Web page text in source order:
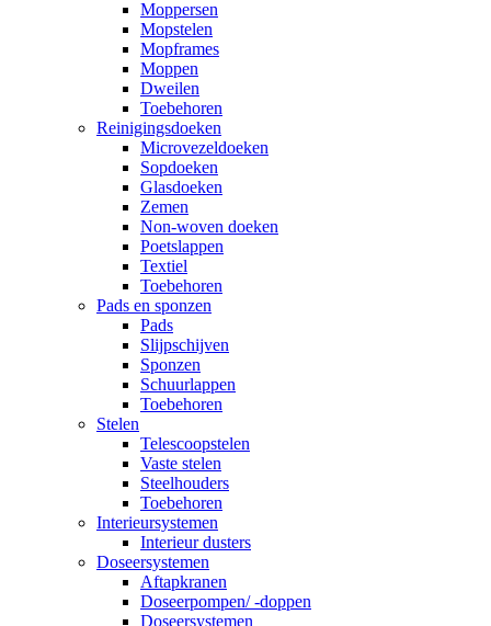
Moppersen
Mopstelen
Mopframes
Moppen
Dweilen
Toebehoren
Reinigingsdoeken
Microvezeldoeken
Sopdoeken
Glasdoeken
Zemen
Non-woven doeken
Poetslappen
Textiel
Toebehoren
Pads en sponzen
Pads
Slijpschijven
Sponzen
Schuurlappen
Toebehoren
Stelen
Telescoopstelen
Vaste stelen
Steelhouders
Toebehoren
Interieursystemen
Interieur dusters
Doseersystemen
Aftapkranen
Doseerpompen/ -doppen
Doseersystemen